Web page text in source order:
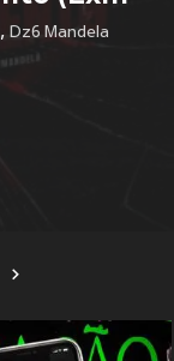
, Dz6 Mandela